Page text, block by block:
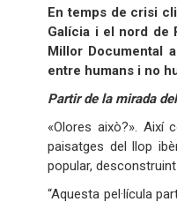
En temps de crisi
Galícia i el nord de
Millor Documental
entre humans i no
Partir de la mirada
«Olores això?». Així
paisatges del llop
popular,
“Aquesta pel·lícula